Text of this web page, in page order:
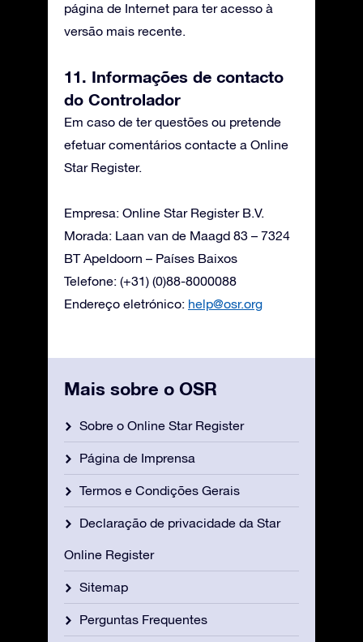
página de Internet para ter acesso à
versão mais recente.
11. Informações de contacto
do Controlador
Em caso de ter questões ou pretende
efetuar comentários contacte a Online
Star Register.
Empresa: Online Star Register B.V.
Morada: Laan van de Maagd 83 – 7324
BT Apeldoorn – Países Baixos
Telefone: (+31) (0)88-8000088
Endereço eletrónico: help@osr.org
Mais sobre o OSR
Sobre o Online Star Register
Página de Imprensa
Termos e Condições Gerais
Declaração de privacidade da Star
Online Register
Sitemap
Perguntas Frequentes